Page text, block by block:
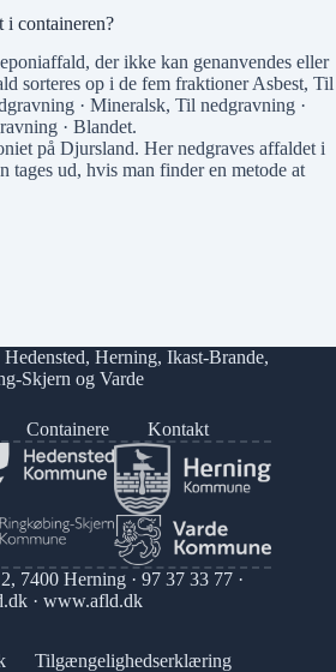
i containeren?
der ikke kan genanvendes eller
sorteres op i de fem fraktionerAsbest, Til
· Mineralsk, Til nedgravning ·
· Blandet.
på Djursland. Her nedgraves affaldet i
tages ud, hvis man finder en metode at
Hedensted, Herning, Ikast-Brande,
Skjern ogVarde
Containere Kontakt
7400 Herning · 97 37 33 77·
· www.afld.dk
Tilgængelighedserklæring